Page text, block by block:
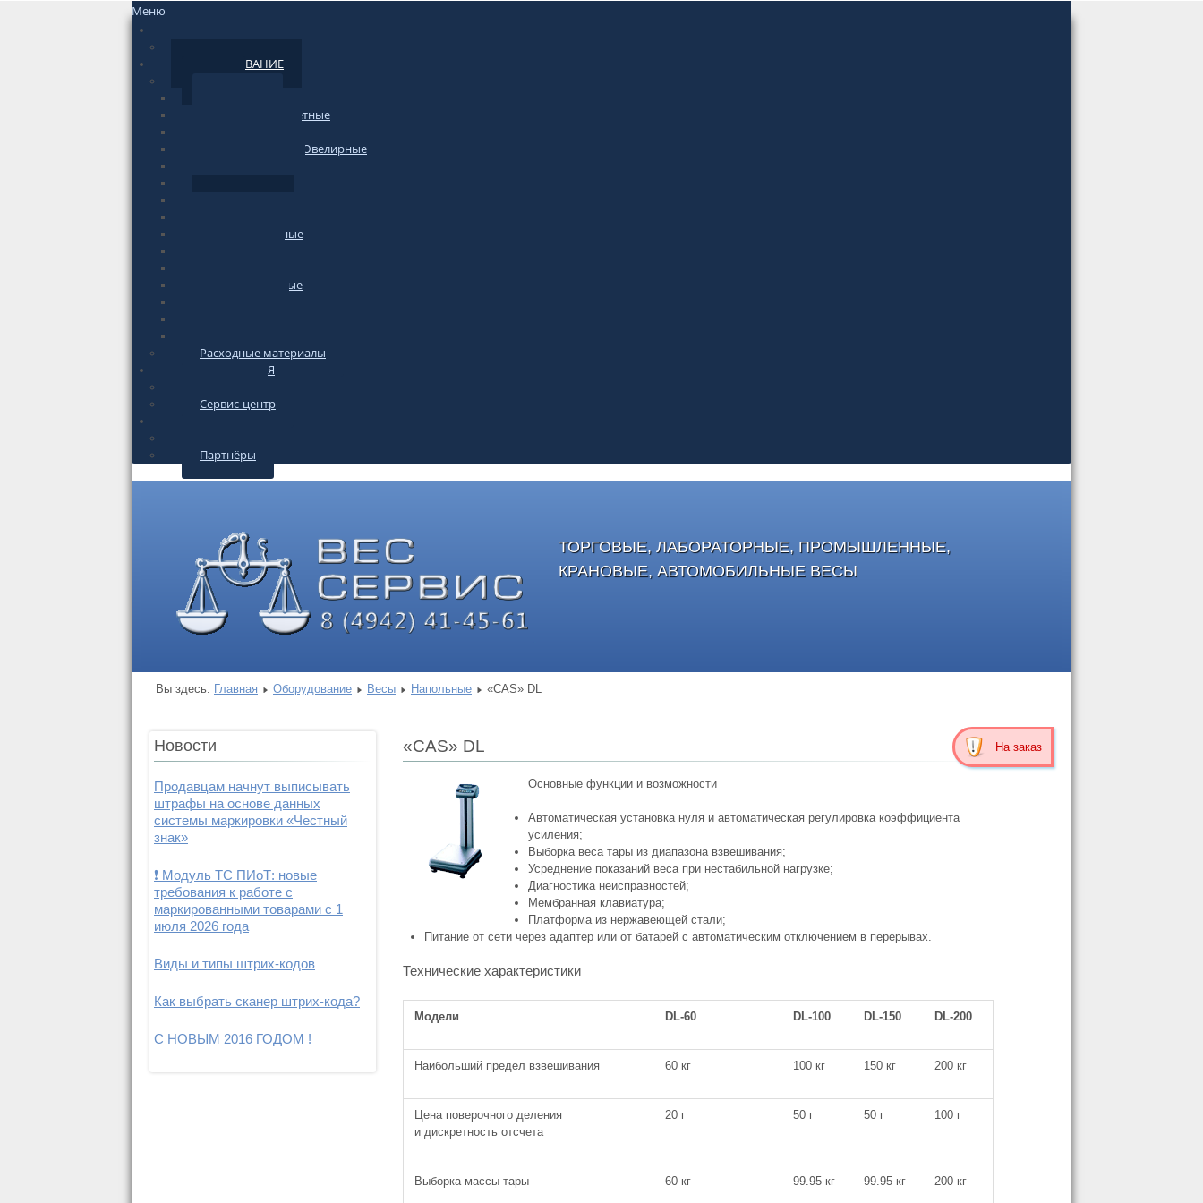
Меню
ОБОРУДОВАНИЕ
фасовочные-счетные
Лабораторные/Ювелирные
Платформенные
Автомобильные
Расходные материалы
ИНФОРМАЦИЯ
Сервис-центр
Партнёры
ТОРГОВЫЕ, ЛАБОРАТОРНЫЕ, ПРОМЫШЛЕННЫЕ,
КРАНОВЫЕ, АВТОМОБИЛЬНЫЕ ВЕСЫ
Вы здесь: Главная Оборудование Весы Напольные «CAS» DL
Новости
Продавцам начнут выписывать
штрафы на основе данных
системы маркировки «Честный
знак»
❗ Модуль ТС ПИоТ: новые
требования к работе с
маркированными товарами с 1
июля 2026 года
Виды и типы штрих-кодов
Как выбрать сканер штрих-кода?
С НОВЫМ 2016 ГОДОМ !
На заказ
«CAS» DL
Основные функции и возможности
Автоматическая установка нуля и автоматическая регулировка коэффициента
усиления;
Выборка веса тары из диапазона взвешивания;
Усреднение показаний веса при нестабильной нагрузке;
Диагностика неисправностей;
Мембранная клавиатура;
Платформа из нержавеющей стали;
Питание от сети через адаптер или от батарей с автоматическим отключением в перерывах.
Технические характеристики
Модели DL-60 DL-100 DL-150 DL-200
Наибольший предел взвешивания 60 кг 100 кг 150 кг 200 кг
Цена поверочного деления
и дискретность отсчета
20 г 50 г 50 г 100 г
Выборка массы тары 60 кг 99.95 кг 99.95 кг 200 кг